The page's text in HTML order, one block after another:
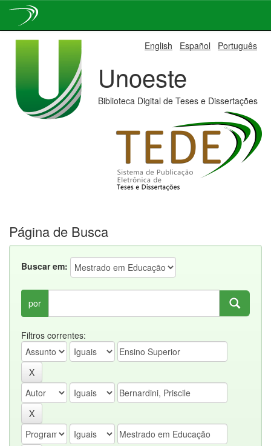
English Español Português
Unoeste
Biblioteca Digital de Teses e Dissertações
Página de Busca
Buscar em:
por
Filtros correntes: